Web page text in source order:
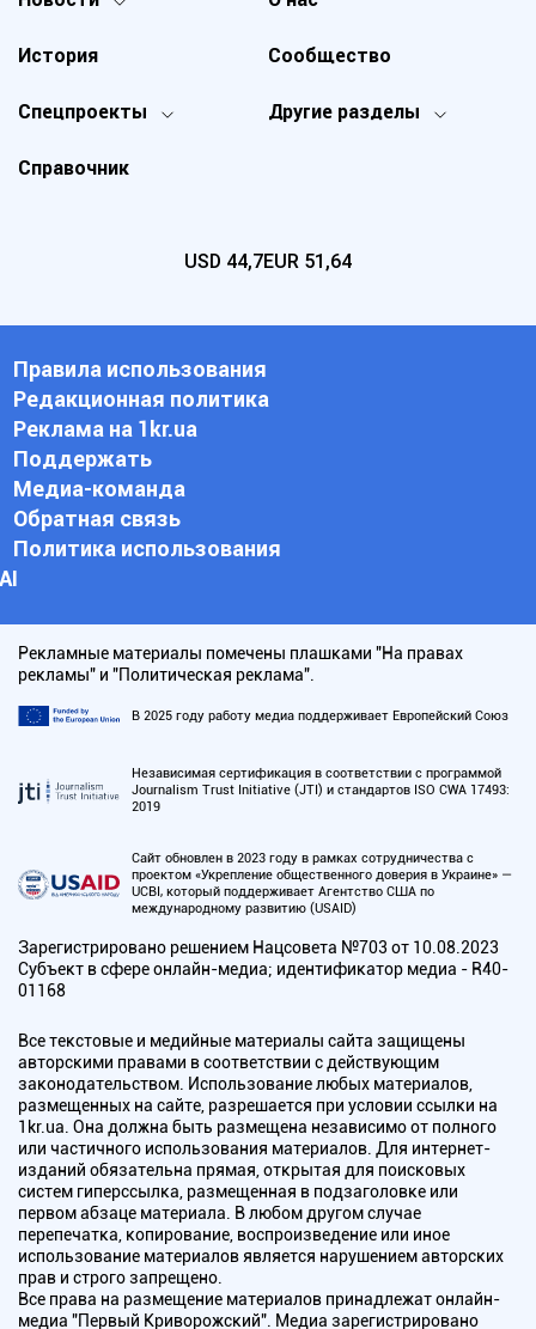
Спецпроекты Другие разделы
История
Справочник
Сообщество
USD 44,7EUR 51,64
Правила использования
Редакционная политика
Реклама на 1kr.ua
Поддержать
Медиа-команда
Обратная связь
Политика использования
АI
Рекламные материалы помечены плашками "На правах
рекламы" и "Политическая реклама".
В 2025 году работу медиа поддерживает Европейский Союз
Независимая сертификация в соответствии с программой
Journalism Trust Initiative (JTI) и стандартов ISO CWA 17493:
2019
Сайт обновлен в 2023 году в рамках сотрудничества с
проектом «Укрепление общественного доверия в Украине» —
UCBI, который поддерживает Агентство США по
международному развитию (USAID)
Зарегистрировано решением Нацсовета №703 от 10.08.2023
Субъект в сфере онлайн-медиа; идентификатор медиа - R40-
01168
Все текстовые и медийные материалы сайта защищены
авторскими правами в соответствии с действующим
законодательством. Использование любых материалов,
размещенных на сайте, разрешается при условии ссылки на
1kr.ua. Она должна быть размещена независимо от полного
или частичного использования материалов. Для интернет-
изданий обязательна прямая, открытая для поисковых
систем гиперссылка, размещенная в подзаголовке или
первом абзаце материала. В любом другом случае
перепечатка, копирование, воспроизведение или иное
использование материалов является нарушением авторских
прав и строго запрещено.
Все права на размещение материалов принадлежат онлайн-
медиа "Первый Криворожский". Медиа зарегистрировано